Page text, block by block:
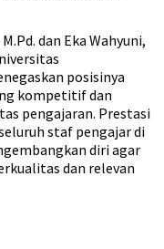
dan Eka Wahyuni,
posisinya
kompetitif dan
pengajaran. Prestasi
staf pengajar di
diri agar
dan relevan